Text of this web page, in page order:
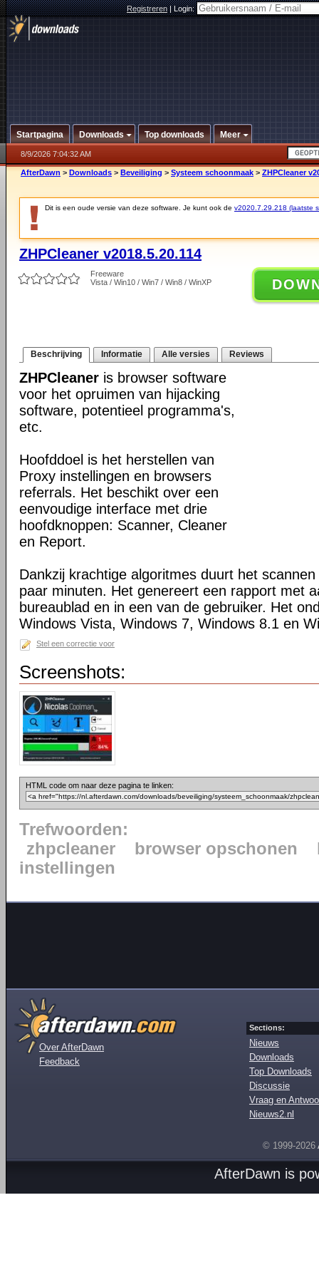
Registreren|Login:
Startpagina Downloads Top downloads Meer
8/9/2026 7:04:32 AM
AfterDawn > Downloads > Beveiliging > Systeem schoonmaak > ZHPCleaner
Dit is een oude versie van deze software. Je kunt ook de v2020.7.29.218 (laatste
ZHPCleaner v2018.5.20.114
Freeware
Vista / Win10 / Win7 / Win8 / WinXP
Beschrijving Informatie Alle versies Reviews
ZHPCleaner is browser software
voor het opruimen van hijacking
software, potentieel programma's,
etc.
Hoofddoel is het herstellen van
Proxy instellingen en browsers
referrals. Het beschikt over een
eenvoudige interface met drie
hoofdknoppen: Scanner, Cleaner
en Report.
Dankzij krachtige algoritmes duurt het
paar minuten. Het genereert een rapport met
bureaublad en in een van de gebruiker. Het
Windows Vista, Windows 7, Windows 8.1 en
Stel een correctie voor
Screenshots:
HTML code om naar deze pagina te linken:
Trefwoorden:
zhpcleaner
browser opschonen
instellingen
Over AfterDawn
Feedback
Sections:
Nieuws
Downloads
Top Downloads
Discussie
Vraag en
Nieuws2.nl
© 1999-2026
AfterDawn is